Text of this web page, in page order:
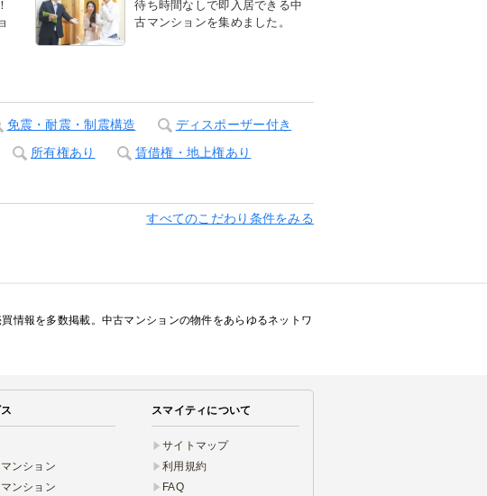
待ち時間なしで即入居できる中
古マンションを集めました。
免震・耐震・制震構造
ディスポーザー付き
所有権あり
賃借権・地上権あり
すべてのこだわり条件をみる
情報を多数掲載。中古マンションの物件をあらゆるネットワ
ンション
ンション
スマイティについて
サイトマップ
利用規約
FAQ